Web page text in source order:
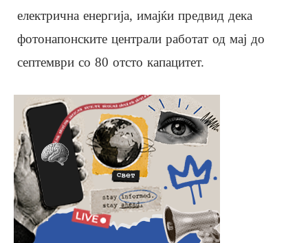
електрична енергија, имајќи предвид дека
фотонапонските централи работат од мај до
септември со 80 отсто капацитет.